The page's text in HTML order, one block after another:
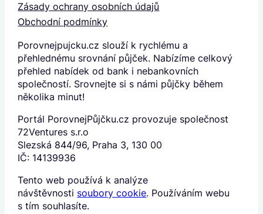
Zásady ochrany osobních údajů
Obchodní podmínky
Porovnejpujcku.cz slouží k rychlému a
přehlednému srovnání půjček. Nabízíme celkový
přehled nabídek od bank i nebankovních
společností. Srovnejte si s námi půjčky během
několika minut!
Portál PorovnejPůjčku.cz provozuje společnost
72Ventures s.r.o
Slezská 844/96, Praha 3, 130 00
IČ: 14139936
Tento web používá k analýze
návštěvnosti soubory cookie. Používáním webu
s tím souhlasíte.